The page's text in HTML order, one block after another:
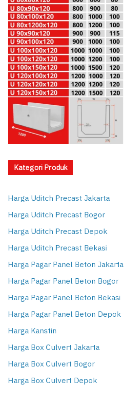
Kategori Produk
Harga Uditch Precast Jakarta
Harga Uditch Precast Bogor
Harga Uditch Precast Depok
Harga Uditch Precast Bekasi
Harga Pagar Panel Beton Jakarta
Harga Pagar Panel Beton Bogor
Harga Pagar Panel Beton Bekasi
Harga Pagar Panel Beton Depok
Harga Kanstin
Harga Box Culvert Jakarta
Harga Box Culvert Bogor
Harga Box Culvert Depok